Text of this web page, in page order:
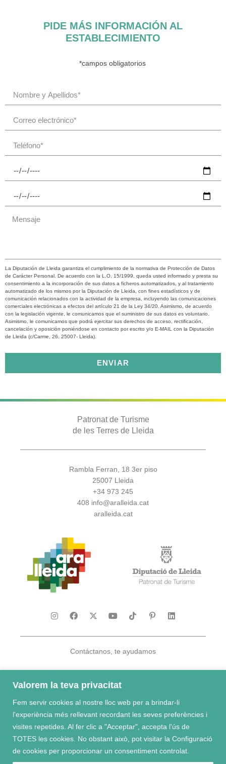
Valorem la teva privacitat
Fem servir cookies al nostre lloc web per a brindar-li
l'experiència més rellevant recordant les seves preferències i
visites repetides. Al fer clic a "Acceptar", accepta l'ús de
TOTES les cookies. No obstant això, pot visitar la Configuració
de cookies per proporcionar un consentiment controlat.
PIDE MÁS INFORMACIÓN AL
ESTABLECIMIENTO
*campos obligatorios
La Diputación de Lleida garantiza el cumplimiento de la normativa de Protección de Datos
de Carácter Personal. De acuerdo con la L.O. 15/1999, queda usted informado y presta su
consentimiento a la incorporación de sus datos a ficheros automatizados, y al tratamiento
automatizado de los mismos por la Diputación de Lleida, con fines estadísticos y de
comunicación relacionados con la actividad de la empresa, incluyendo las comunicaciones
comerciales electrónicas a efectos del artículo 21 de la Ley 34/20. Asimismo, de acuerdo
con la legislación vigente, le comunicamos que el suministro de sus datos es voluntario.
Asimismo, le comunicamos que podrá ejercitar sus derechos de acceso, rectificación,
cancelación y oposición poniéndose en contacto por escrito y/o E-MAIL con la Diputación
de Lleida (c/Carme, 26. 25007- Lleida).
ENVIAR
Patronat de Turisme
de les Terres de Lleida
Rambla Ferran, 18 3er piso
25007 Lleida
+34 973 245
408 info@aralleida.cat
aralleida.cat
Contáctanos, te ayudamos
Te damos la bienvenida al El Pirineo y las Tierras de Lleida